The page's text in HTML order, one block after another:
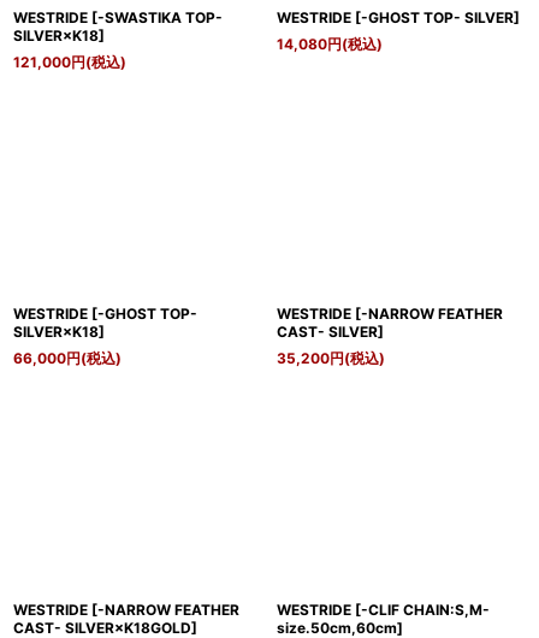
WESTRIDE [-SWASTIKA TOP-
SILVER×K18]
121,000円(税込)
WESTRIDE [-GHOST TOP- SILVER]
14,080円(税込)
WESTRIDE [-GHOST TOP-
SILVER×K18]
66,000円(税込)
WESTRIDE [-NARROW FEATHER
CAST- SILVER]
35,200円(税込)
WESTRIDE [-NARROW FEATHER
CAST- SILVER×K18GOLD]
WESTRIDE [-CLIF CHAIN:S,M-
size.50cm,60cm]